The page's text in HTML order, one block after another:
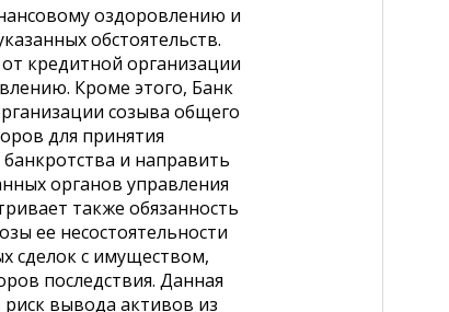
оздоровлению и
обстоятельств.
кредитной организации
Кроме этого, Банк
созыва общего
для принятия
и направить
органов управления
также обязанность
ее несостоятельности
сделок с имуществом,
последствия. Данная
вывода активов из